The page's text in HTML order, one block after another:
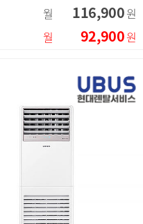
월 116,900원
월 92,900원